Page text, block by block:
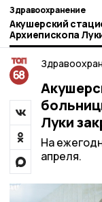
Здравоохранение
Акушерский
Архиепископа
апреля
Луки
На
апреля.